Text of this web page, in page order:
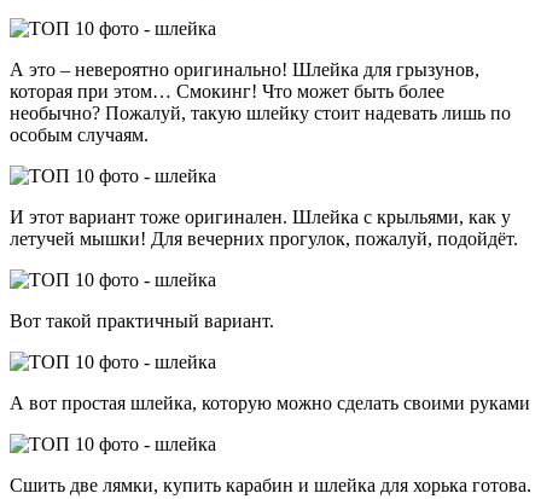
А это – невероятно оригинально! Шлейка для грызунов,
которая при этом… Смокинг! Что может быть более
необычно? Пожалуй, такую шлейку стоит надевать лишь по
особым случаям.
И этот вариант тоже оригинален. Шлейка с крыльями, как у
летучей мышки! Для вечерних прогулок, пожалуй, подойдёт.
Вот такой практичный вариант.
А вот простая шлейка, которую можно сделать своими руками
Сшить две лямки, купить карабин и шлейка для хорька готова.